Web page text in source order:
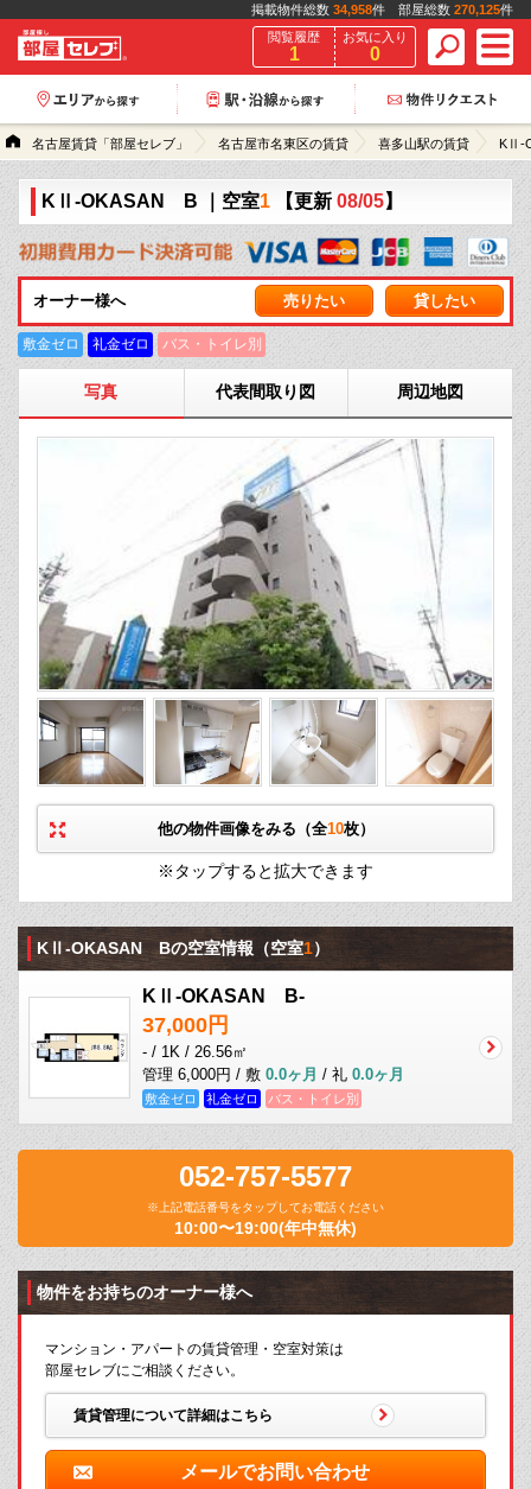
掲載物件総数 34,958件 部屋総数 270,125件
閲覧履歴
1
お気に入り
0
名古屋賃貸「部屋セレブ」 名古屋市名東区の賃貸 喜多山駅の賃貸 KⅡ-
KⅡ-OKASAN B ｜空室1 【更新 08/05】
オーナー様へ 売りたい 貸したい
敷金ゼロ 礼金ゼロ バス・トイレ別
写真 代表間取り図 周辺地図
他の物件画像をみる（全10枚）
※タップすると拡大できます
KⅡ-OKASAN Bの空室情報 （空室1）
KⅡ-OKASAN B-
37,000円
- / 1K / 26.56㎡
管理 6,000円 / 敷 0.0ヶ月 / 礼 0.0ヶ月
敷金ゼロ 礼金ゼロ バス・トイレ別
052-757-5577
※上記電話番号をタップしてお電話ください
10:00〜19:00(年中無休)
物件をお持ちのオーナー様へ
マンション・アパートの賃貸管理・空室対策は
部屋セレブにご相談ください。
賃貸管理について詳細はこちら
メールでお問い合わせ